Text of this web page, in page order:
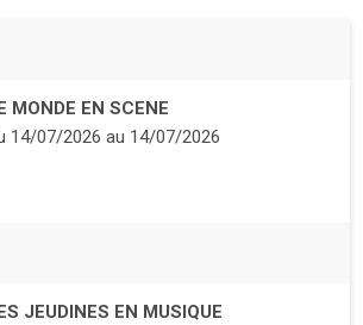
MONDE EN SCENE
14/07/2026au 14/07/2026
JEUDINES EN MUSIQUE